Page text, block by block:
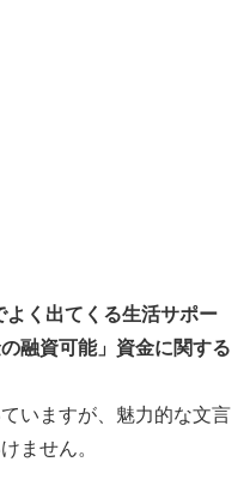
く出てくる生活サポー
融資可能」資金に関する
いますが、魅力的な文言
ません。